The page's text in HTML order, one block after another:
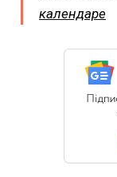
календаре